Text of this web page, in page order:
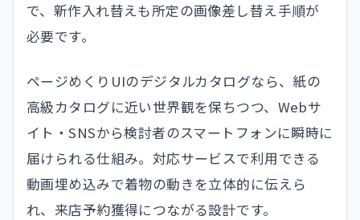
で、新作入れ替えも所定の画像差し替え手順が
必要です。
ページめくりUIのデジタルカタログなら、紙の
高級カタログに近い世界観を保ちつつ、Webサ
イト・SNSから検討者のスマートフォンに瞬時に
届けられる仕組み。対応サービスで利用できる
動画埋め込みで着物の動きを立体的に伝えら
れ、来店予約獲得につながる設計です。